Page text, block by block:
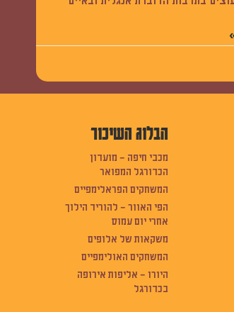
הבלוג השיכור
מכבי חיפה – מועדון
הכדורגל המפואר
המשחקים הפראלימפיים
הפי האוור – להוריד הילוך
אחרי יום עמוס
משקאות של אלופים
המשחקים האולימפיים
היורו – אליפות אירופה
בכדורגל